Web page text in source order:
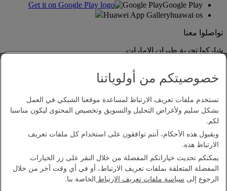
Google PlayGoogle Play
Huawei App Galleryhuawai os
تواصلوا معنا
شاركوا تجربة طيران الإمارات.
بيان إمكانية الدخول
اتصل بنا
سياسة الخصوصية
الشروط والأحكام
سياسة ملفات تعريف الارتباط
خصوصيتكم من أولوياتنا
نستخدم ملفات تعريف الارتباط لمساعدة موقعنا الشبكي في العمل
بشكل سليم ولأغراض التحليل والتسويق وتخصيص المحتوى ليكون مناسبا
لكم.
وبقبول هذه الأحكام، أنتم توافقون على استخدام كل ملفات تعريف
الارتباط هذه.
يمكنكم تحديث خياراتكم المفضلة من خلال النقر على زر الخيارات
المفضلة المتعلقة بملفات تعريف الارتباط، أو في أي وقت آخر من خلال
الرجوع إلى سياسة ملفات تعريف الارتباط الخاصة بنا.